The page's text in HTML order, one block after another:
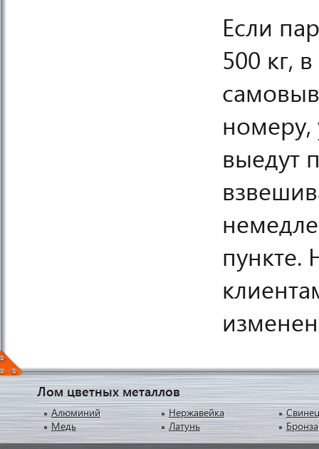
Если
500 кг,
номеру,
выедут
пункте.
Лом цветных металлов
Алюминий
Медь
Нержавейка
Латунь
Свинец
Бронза